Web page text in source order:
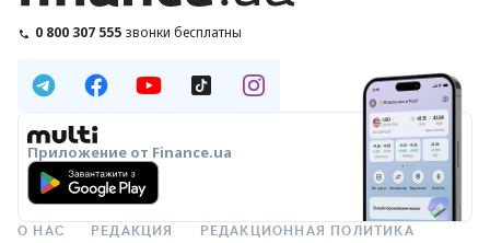
0 800 307 555 звонки бесплатны
Приложение от Finance.ua
О НАС РЕДАКЦИЯ РЕДАКЦИОННАЯ ПОЛИТИКА